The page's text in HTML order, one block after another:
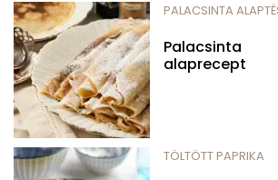
PALACSINTA
Palacsinta
alaprecept
TÖLTÖTT PAPRIKA